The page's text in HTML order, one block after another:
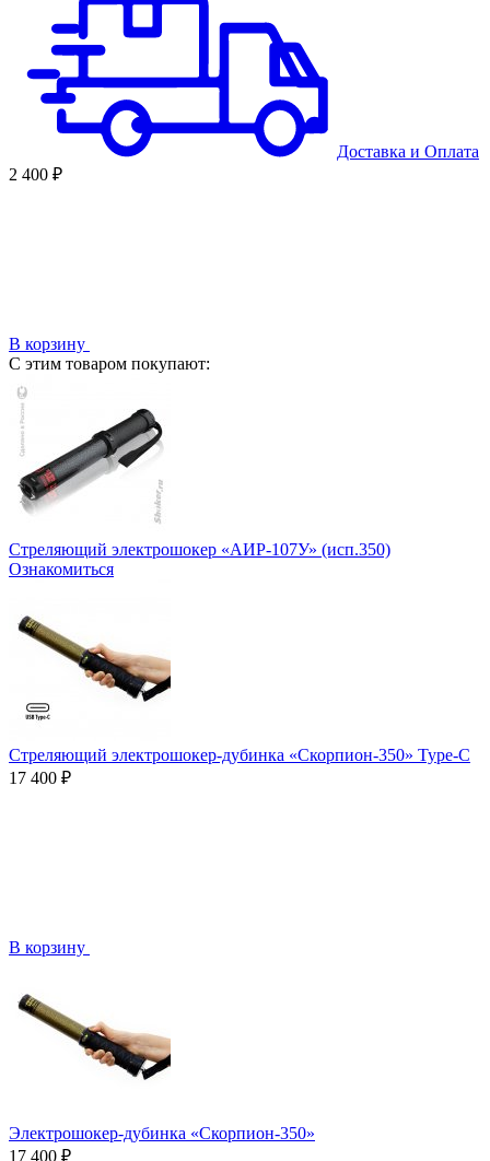
Доставка и Оплата
2 400 ₽
В корзину
С этим товаром покупают:
Стреляющий электрошокер «АИР-107У» (исп.350)
Ознакомиться
Стреляющий электрошокер-дубинка «Скорпион-350» Type-C
17 400 ₽
В корзину
Электрошокер-дубинка «Скорпион-350»
17 400 ₽